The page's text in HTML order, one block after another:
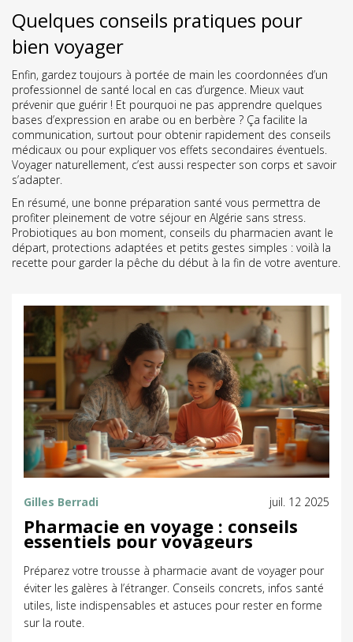
Quelques conseils pratiques pour
bien voyager
Enfin, gardez toujours à portée de main les coordonnées d’un
professionnel de santé local en cas d’urgence. Mieux vaut
prévenir que guérir ! Et pourquoi ne pas apprendre quelques
bases d’expression en arabe ou en berbère ? Ça facilite la
communication, surtout pour obtenir rapidement des conseils
médicaux ou pour expliquer vos effets secondaires éventuels.
Voyager naturellement, c’est aussi respecter son corps et savoir
s’adapter.
En résumé, une bonne préparation santé vous permettra de
profiter pleinement de votre séjour en Algérie sans stress.
Probiotiques au bon moment, conseils du pharmacien avant le
départ, protections adaptées et petits gestes simples : voilà la
recette pour garder la pêche du début à la fin de votre aventure.
Gilles Berradi juil. 12 2025
Pharmacie en voyage : conseils
essentiels pour voyageurs
Préparez votre trousse à pharmacie avant de voyager pour
éviter les galères à l’étranger. Conseils concrets, infos santé
utiles, liste indispensables et astuces pour rester en forme
sur la route.